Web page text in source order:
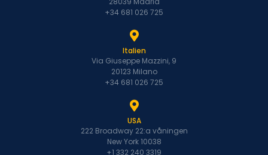
+34 681 026 725
Italien
Via Giuseppe Mazzini, 9
20123 Milano
+34 681 026 725
USA
222 Broadway 22:a våningen
New York 10038
+1 332 240 3319